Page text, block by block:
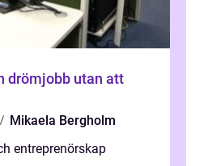
drömjobb utan att
Mikaela Bergholm
entreprenörskap